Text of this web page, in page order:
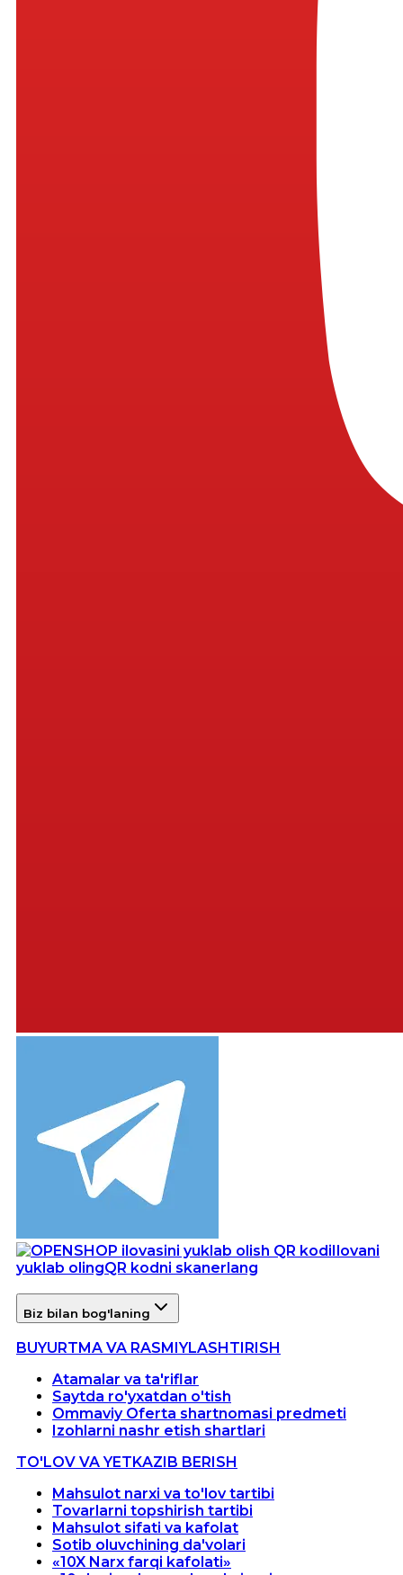
Ilovani
yuklab olingQR kodni skanerlang
Biz bilan bog'laning
BUYURTMA VA RASMIYLASHTIRISH
Atamalar va ta'riflar
Saytda ro'yxatdan o'tish
Ommaviy Oferta shartnomasi predmeti
Izohlarni nashr etish shartlari
TO'LOV VA YETKAZIB BERISH
Mahsulot narxi va to'lov tartibi
Tovarlarni topshirish tartibi
Mahsulot sifati va kafolat
Sotib oluvchining da'volari
«10X Narx farqi kafolati»